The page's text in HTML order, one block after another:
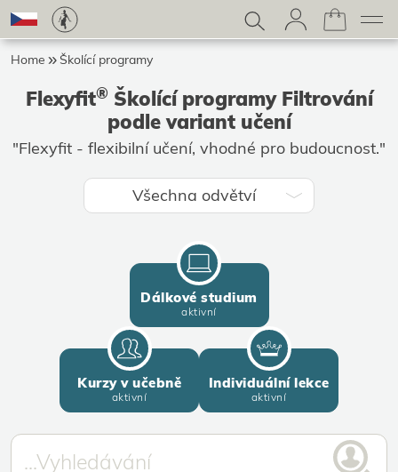
Home Školící programy
Flexyfit® Školící programy Filtrování
podle variant učení
"Flexyfit - flexibilní učení, vhodné pro budoucnost."
Všechna odvětví
Dálkové studium
aktivní
Kurzy v učebně
aktivní
Individuální lekce
aktivní